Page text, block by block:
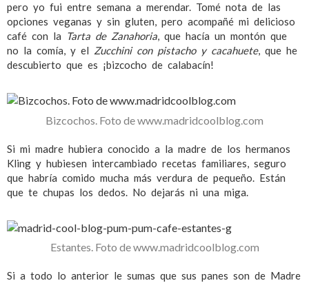
pero yo fui entre semana a merendar. Tomé nota de las
opciones veganas y sin gluten, pero acompañé mi delicioso
café con la Tarta de Zanahoria, que hacía un montón que
no la comía, y el Zucchini con pistacho y cacahuete, que he
descubierto que es ¡bizcocho de calabacín!
Bizcochos. Foto de www.madridcoolblog.com
Si mi madre hubiera conocido a la madre de los hermanos
Kling y hubiesen intercambiado recetas familiares, seguro
que habría comido mucha más verdura de pequeño. Están
que te chupas los dedos. No dejarás ni una miga.
Estantes. Foto de www.madridcoolblog.com
Si a todo lo anterior le sumas que sus panes son de Madre